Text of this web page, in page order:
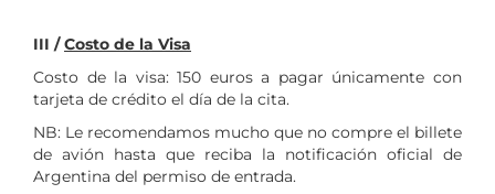
III /Costo de la Visa
Costo de la visa: 150 euros a pagar únicamente con
tarjeta de crédito el día de la cita.
NB: Le recomendamos mucho que no compre el billete
de avión hasta que reciba la notificación oficial de
Argentina del permiso de entrada.